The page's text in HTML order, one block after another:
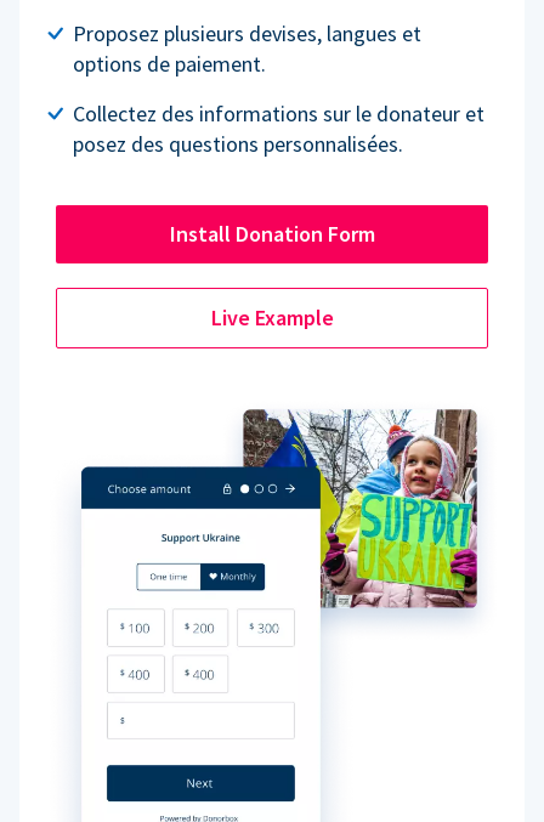
Proposez plusieurs devises, langues et
options de paiement.
Collectez des informations sur le donateur et
posez des questions personnalisées.
Install Donation Form
Live Example